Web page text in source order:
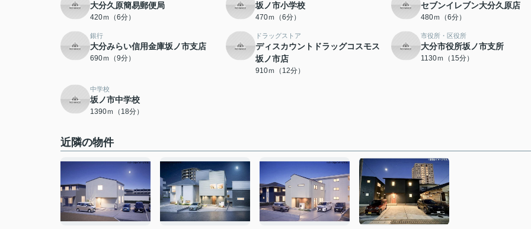
大分久原簡易郵便局
420ｍ（6分）
坂ノ市小学校
470ｍ（6分）
セブンイレブン大分久原店
480ｍ（6分）
銀行
大分みらい信用金庫坂ノ市支店
690ｍ（9分）
ドラッグストア
ディスカウントドラッグコスモス
坂ノ市店
910ｍ（12分）
市役所・区役所
大分市役所坂ノ市支所
1130ｍ（15分）
中学校
坂ノ市中学校
1390ｍ（18分）
近隣の物件